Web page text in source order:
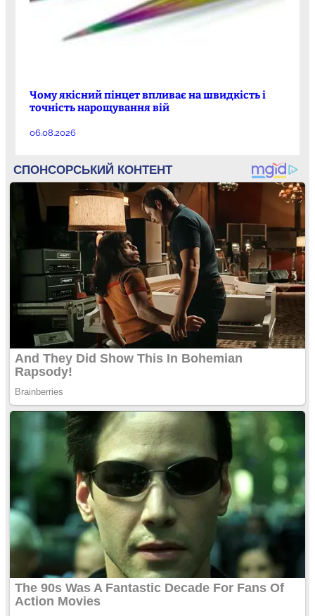
Чому якісний пінцет впливає на швидкість і
точність нарощування вій
06.08.2026